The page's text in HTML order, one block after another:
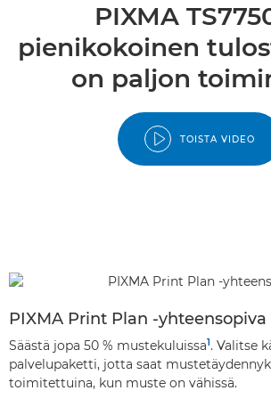
PIXMA
pienikokoinen
on paljon
TOISTA VIDEO
PIXMA Print Plan -yhteensopiva
Säästä jopa 50 % mustekuluissa1. Valitse
palvelupaketti, jotta saat
toimitettuina, kun muste on vähissä.